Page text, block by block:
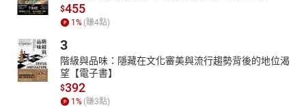
$455
1% (賺4點)
3
階級與品味：隱藏在文化審美與流行趨勢背後的地位渴
望【電子書】
$392
1% (賺3點)